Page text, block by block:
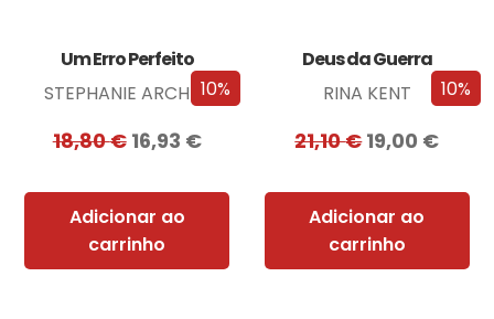
10%
Um Erro Perfeito
STEPHANIE ARCHER
18,80€ 16,93 €
Adicionar ao
carrinho
10%
Deus da Guerra
RINA KENT
21,10€19,00 €
Adicionar ao
carrinho